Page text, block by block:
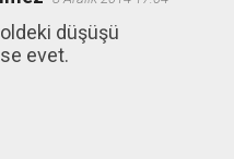
düşüşü
evet.